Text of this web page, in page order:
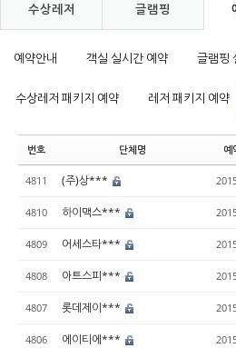
수상레저 글램핑
예약안내 객실 실시간 예약 글램핑
수상레저 패키지 예약 레저 패키지 예약
번호 단체명 예
4811 (주)상***
4810 하이맥스***
4809 어세스타***
4808 아트스피***
4807 롯데제이***
4806 에이티에***